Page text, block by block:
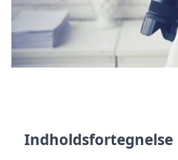
Indholdsfortegnelse